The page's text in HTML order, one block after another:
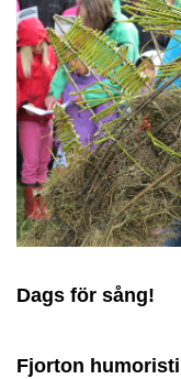
Dags för sång!
Fjorton